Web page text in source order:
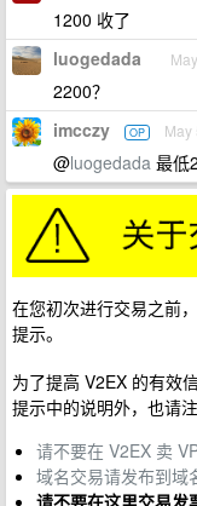
1200 收了
luogedada
2200？
imcczy OP May
@luogedada 最低
在您初次进行交易之前
提示。
为了提高 V2EX 的有效
提示中的说明外，也请
请不要在 V2EX 卖
域名交易请发布到域